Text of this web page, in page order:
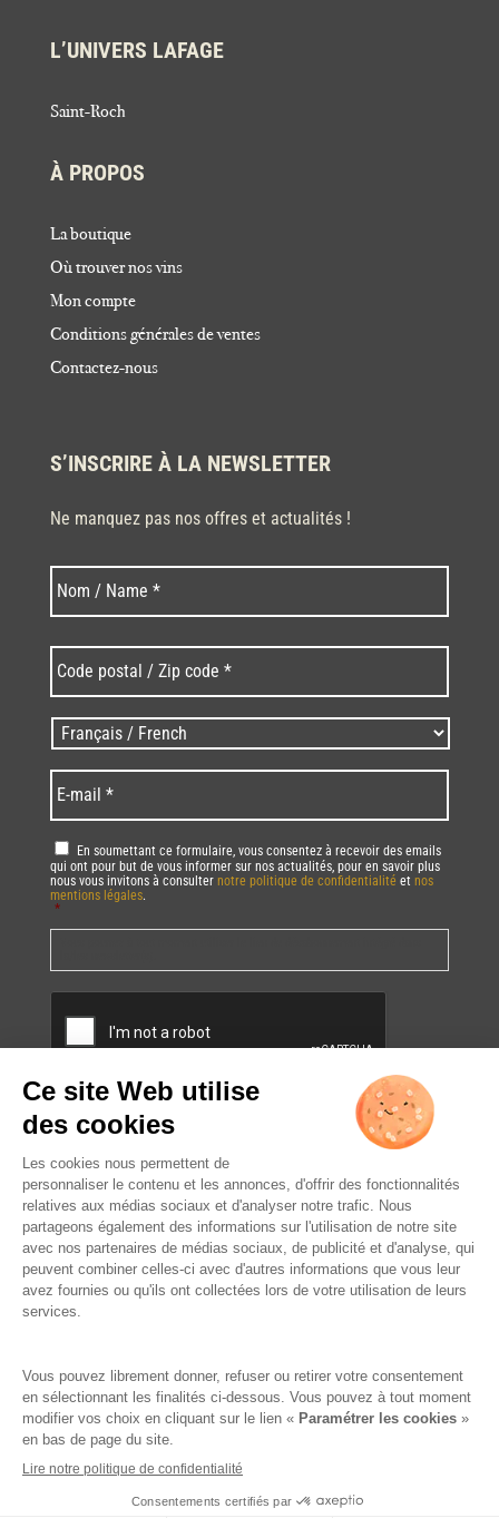
L’UNIVERS LAFAGE
Saint-Roch
À PROPOS
La boutique
Où trouver nos vins
Mon compte
Conditions générales de ventes
Contactez-nous
S’INSCRIRE À LA NEWSLETTER
Ne manquez pas nos offres et actualités !
Nom * Nom
postal
/
Zip
code
* *
Langues
/
Language *
mail *
RGPD *
En soumettant ce formulaire, vous consentez à recevoir des emails
qui ont pour but de vous informer sur nos actualités, pour en savoir plus
nous vous invitons à consulter notre politique de confidentialité et nos
mentions légales.
*
MODÉRATION.
Famille Lafage
RGPD – Politique de confidentialité